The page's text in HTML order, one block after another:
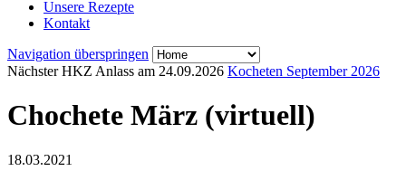
Unsere Rezepte
Kontakt
Navigation überspringen
Nächster HKZ Anlass am 24.09.2026 Kocheten September 2026
Chochete März (virtuell)
18.03.2021